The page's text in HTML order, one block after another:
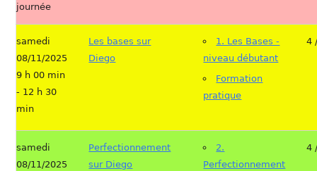
journée
samedi
08/11/2025
9 h 00 min
- 12 h 30
min
Les bases sur
Diego
1. Les Bases -
niveau débutant
Formation
pratique
4
samedi
08/11/2025
Perfectionnement
sur Diego
2.
Perfectionnement
4